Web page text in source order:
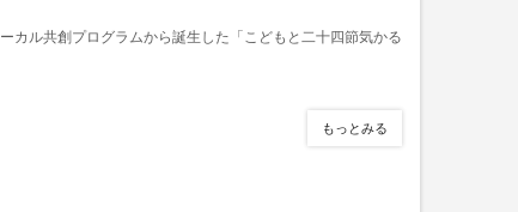
カル共創プログラムから誕生した「こどもと二十四節気かる
もっとみる